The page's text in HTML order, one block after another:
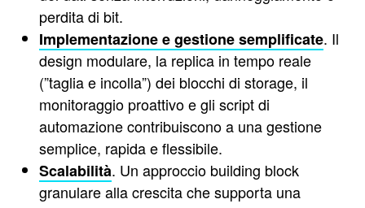
perdita di bit.
Implementazione e gestione semplificate. Il
design modulare, la replica in tempo reale
(”taglia e incolla”) dei blocchi di storage, il
monitoraggio proattivo e gli script di
automazione contribuiscono a una gestione
semplice, rapida e flessibile.
Scalabilità. Un approccio building block
granulare alla crescita che supporta una